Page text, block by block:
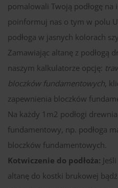
pomalowali Twoją podłogę
poinformuj nas o tym w polu
podłoga w jasnych kolorach
Zamawiając altanę z podłogą
naszym kalkulatorze opcję:
bloczków fundamentowych,
zapewnienia bloczków
Na każdy 1m2 podłogi
fundamentowy, np. podłoga
bloczków fundamentowych.
Kotwiczenie do podłoża:
altanę do kostki brukowej bądź